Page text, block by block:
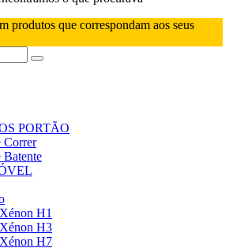
categoria
produtos que correspondam aos seus
Pesquisar
PORTÃO
Correr
Batente
H1
H3
H7